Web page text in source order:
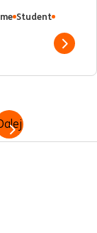
Student
Show